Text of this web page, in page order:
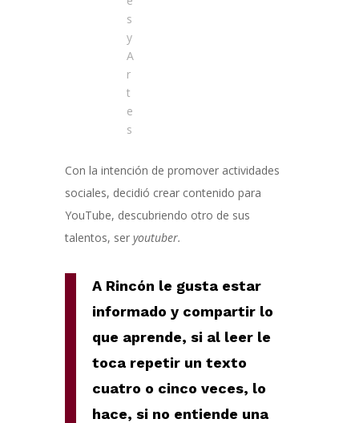
s
y
A
r
t
e
s
Con la intención de promover actividades
sociales, decidió crear contenido para
YouTube, descubriendo otro de sus
talentos, ser youtuber.
A Rincón le gusta estar
informado y compartir lo
que aprende, si al leer le
toca repetir un texto
cuatro o cinco veces, lo
hace, si no entiende una